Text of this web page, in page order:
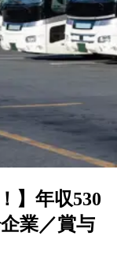
】年収530
業／賞与